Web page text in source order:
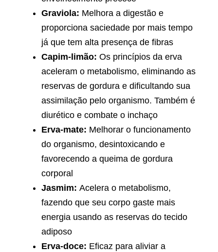
Graviola: Melhora a digestão e
proporciona saciedade por mais tempo
já que tem alta presença de fibras
Capim-limão: Os princípios da erva
aceleram o metabolismo, eliminando as
reservas de gordura e dificultando sua
assimilação pelo organismo. Também é
diurético e combate o inchaço
Erva-mate: Melhorar o funcionamento
do organismo, desintoxicando e
favorecendo a queima de gordura
corporal
Jasmim: Acelera o metabolismo,
fazendo que seu corpo gaste mais
energia usando as reservas do tecido
adiposo
Erva-doce: Eficaz para aliviar a